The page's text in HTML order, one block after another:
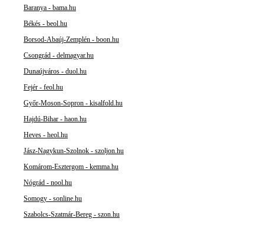
Baranya - bama.hu
Békés - beol.hu
Borsod-Abaúj-Zemplén - boon.hu
Csongrád - delmagyar.hu
Dunaújváros - duol.hu
Fejér - feol.hu
Győr-Moson-Sopron - kisalfold.hu
Hajdú-Bihar - haon.hu
Heves - heol.hu
Jász-Nagykun-Szolnok - szoljon.hu
Komárom-Esztergom - kemma.hu
Nógrád - nool.hu
Somogy - sonline.hu
Szabolcs-Szatmár-Bereg - szon.hu